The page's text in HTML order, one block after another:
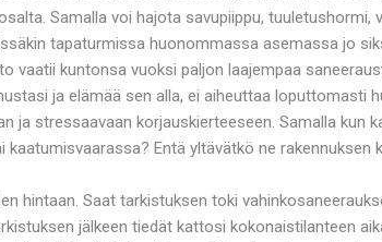
Samalla voi hajota savupiippu,
tapaturmissa huonommassa asemassa jo
vaatii kuntonsa vuoksi paljon laajempaa
ja elämää sen alla, ei aiheuttaa loputtomasti
ja stressaavaan korjauskierteeseen. Samalla kun
kaatumisvaarassa? Entä yltävätkö ne
hintaan. Saat tarkistuksen toki
jälkeen tiedät kattosi kokonaistilanteen